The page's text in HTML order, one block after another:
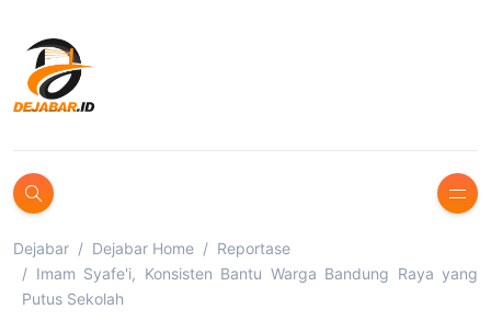
Dejabar Dejabar Home
Reportase
Imam Syafe'i, Konsisten Bantu Warga Bandung Raya yang
Putus Sekolah